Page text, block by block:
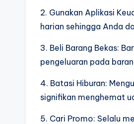
2. Gunakan Aplikasi
harian sehingga Anda
3. Beli Barang Bekas:
pengeluaran pada
4. Batasi Hiburan:
signifikan menghemat
5. Cari Promo: Selalu